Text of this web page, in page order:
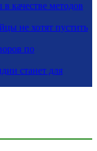
качестве методов
не хотят пустить
по
станет для